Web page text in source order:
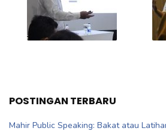
POSTINGAN TERBARU
Mahir Public Speaking: Bakat atau